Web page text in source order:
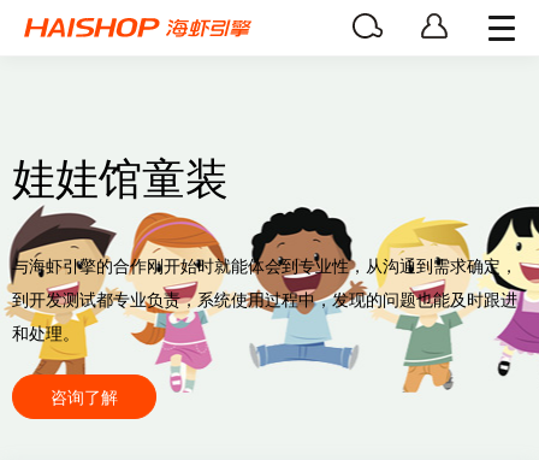
娃娃馆童装
与海虾引擎的合作刚开始时就能体会到专业性，从沟通到需求确定，
到开发测试都专业负责，系统使用过程中，发现的问题也能及时跟进
和处理。
咨询了解